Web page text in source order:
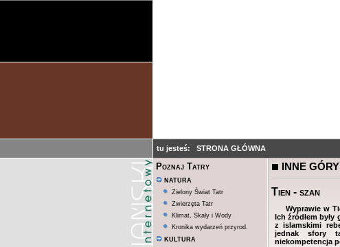
tu jesteś: STRONA GŁÓWNA
Poznaj Tatry
NATURA
Zielony Świat Tatr
Zwierzęta Tatr
Klimat, Skały i Wody
Kronika wydarzeń przyrod.
KULTURA
INNE GÓRY
Tien - szan
Wyprawie w
Ich źródłem
z islamskimi
jednak sfory
niekompetencja